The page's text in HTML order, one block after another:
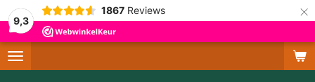
9,3
1867 Reviews ×